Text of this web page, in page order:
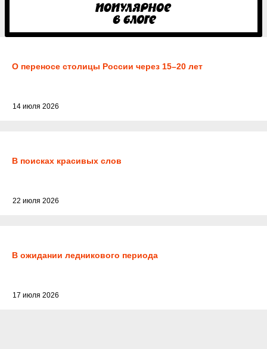
О переносе столицы России через 15–20 лет
14 июля 2026
В поисках красивых слов
22 июля 2026
В ожидании ледникового периода
17 июля 2026